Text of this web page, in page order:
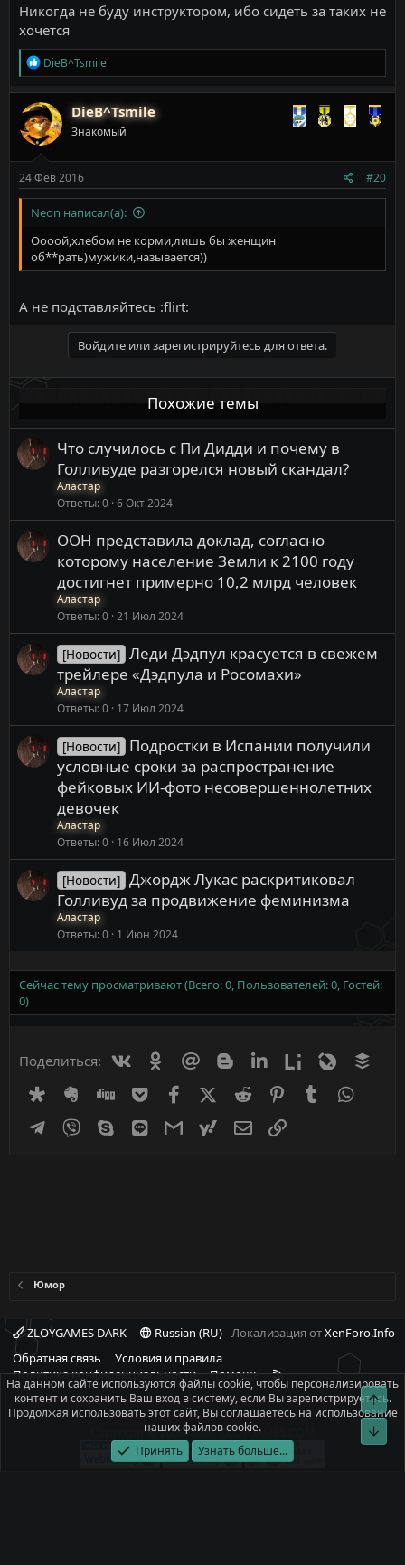
Никогда не буду инструктором, ибо сидеть за таких не
хочется
Р
е
а
к
ц
и
и
DieB^Tsmile
DieB^Tsmile
Знакомый
24 Фев 2016 #20
Neon написал(а):
Оооой,хлебом не корми,лишь бы женщин
об**рать)мужики,называется))
А не подставляйтесь :flirt:
Войдите или зарегистрируйтесь для ответа.
Похожие темы
Что случилось с Пи Дидди и почему в
Голливуде разгорелся новый скандал?
Аластар
Ответы 0 6 Окт 2024
ООН представила доклад, согласно
которому население Земли к 2100 году
достигнет примерно 10,2 млрд человек
Аластар
Ответы 0 21 Июл 2024
[Новости] Леди Дэдпул красуется в свежем
трейлере «Дэдпула и Росомахи»
Аластар
Ответы 0 17 Июл 2024
[Новости] Подростки в Испании получили
условные сроки за распространение
фейковых ИИ-фото несовершеннолетних
девочек
Аластар
Ответы 0 16 Июл 2024
[Новости] Джордж Лукас раскритиковал
Голливуд за продвижение феминизма
Аластар
Ответы 0 1 Июн 2024
Сейчас тему просматривают (Всего: 0, Пользователей: 0, Гостей:
0)
Поделиться: ВконтактеОдноклассники
Mail.ru BloggerLinkedinLiveinternet
Livejournal
DiasporaEvernoteDigg GetpocketFacebookX (Twitter)
Reddit PinterestTumblr
Telegram
Viber Skype Line GmailyahoomailЭлектронная почта
Юмор
ZLOYGAMES DARK Russian (RU) Локализация отXenForo.Info
Обратная связь
Условия и правила
Политика конфиденциальности
Помощь
R
S
S
При полном или частичном использовании материалов сайта -
ссылка на источник обязательна!
Copyright © 2008-2026, ZLOYGAMES.COM
На данном сайте используются файлы cookie, чтобы персонализировать
контент и сохранить Ваш вход в систему, если Вы зарегистрируетесь.
Продолжая использовать этот сайт, Вы соглашаетесь на использование
наших файлов cookie.
Принять
Узнать больше...